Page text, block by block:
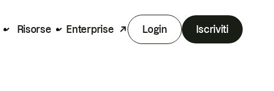
Risorse Enterprise Login Iscriviti